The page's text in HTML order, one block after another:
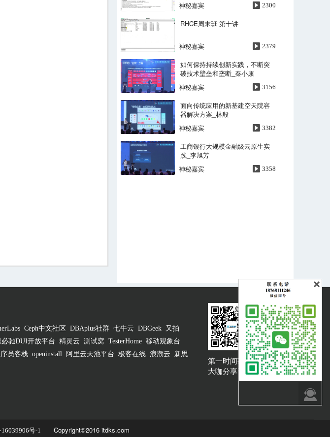

神秘嘉宾 2300
RHCE周末班 第十讲
神秘嘉宾 2379
如何保持持续创新实践，不断突
破技术壁垒和垄断_秦小康
神秘嘉宾
3156
面向传统应用的新基建空天院容
器解决方案_林殷
神秘嘉宾
3382
工商银行大规模金融级云原生实
践_李旭芳
神秘嘉宾
3358
Ceph中文社区 DBAplus社群 七牛云 DBGeek
又拍
必驰DUI开放平台 精灵云 测试窝 TesterHome 移动观象台
员客栈 openinstall 阿里云天池平台 极客在线 浪潮云
新思
第一时间获取
大咖分享资讯
大咖说吐槽客服
号-1 Copyright©2016 itdks.com